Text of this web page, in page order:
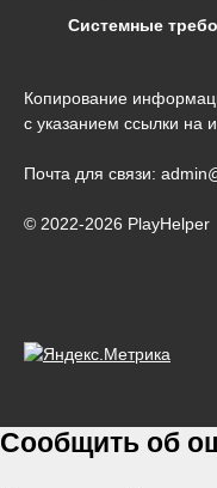
Системные
Копирование
с указанием ссылки на
Почта для связи:
© 2022-2026 PlayHelper
Сообщить об